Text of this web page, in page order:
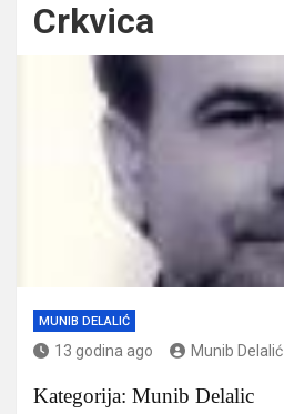
Crkvica
MUNIB DELALIĆ
13 godina ago Munib Delalić
Kategorija: Munib Delalic